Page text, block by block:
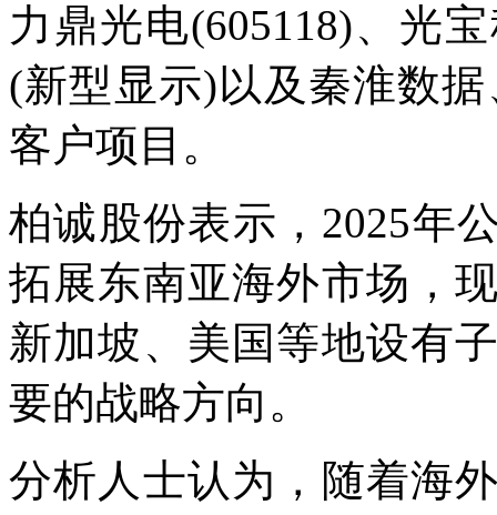
力鼎光电(605118)、光
(新型显示)以及秦淮数
客户项目。
柏诚股份表示，2025年
拓展东南亚海外市场，
新加坡、美国等地设有
要的战略方向。
分析人士认为，随着海